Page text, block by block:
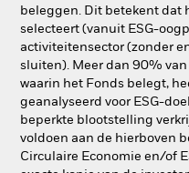
beleggen. Dit betekent dat
selecteert (vanuit ESG-
activiteitensector (zonder
sluiten). Meer dan 90%
waarin het Fonds belegt,
geanalyseerd voor ESG-
beperkte blootstelling
voldoen aan de hierboven
Circulaire Economie en/of